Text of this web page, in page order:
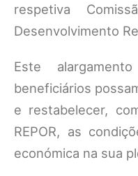
respetiva
Desenvolvimento
Este
beneficiários
e restabelecer,
REPOR, as
económica na sua